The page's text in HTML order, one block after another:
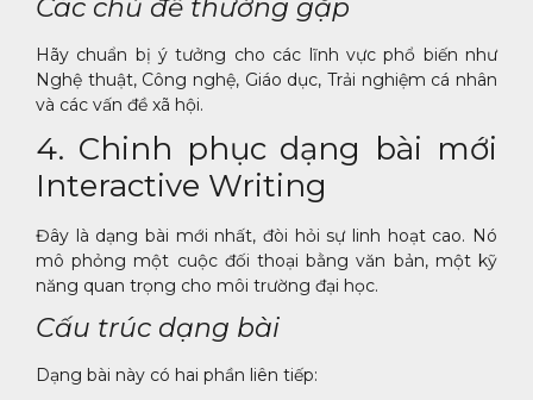
Các chủ đề thường gặp
Hãy chuẩn bị ý tưởng cho các lĩnh vực phổ biến như
Nghệ thuật, Công nghệ, Giáo dục, Trải nghiệm cá nhân
và các vấn đề xã hội.
4. Chinh phục dạng bài mới
Interactive Writing
Đây là dạng bài mới nhất, đòi hỏi sự linh hoạt cao. Nó
mô phỏng một cuộc đối thoại bằng văn bản, một kỹ
năng quan trọng cho môi trường đại học.
Cấu trúc dạng bài
Dạng bài này có hai phần liên tiếp: